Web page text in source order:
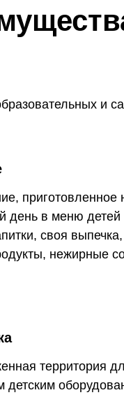
и
приготовленное
в меню детей
своя
нежирные
территория